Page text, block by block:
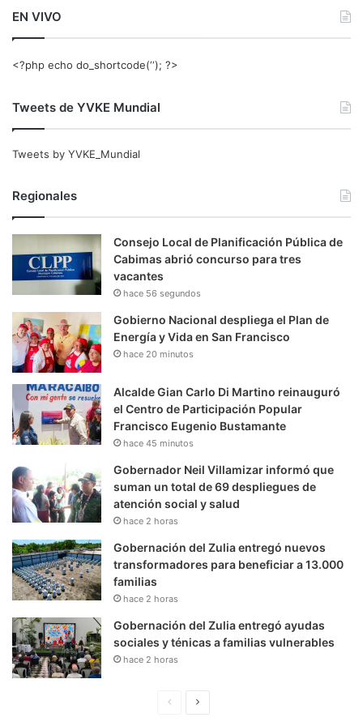
EN VIVO
<?php echo do_shortcode(‘‘); ?>
Tweets de YVKE Mundial
Tweets by YVKE_Mundial
Regionales
Consejo Local de Planificación Pública de
Cabimas abrió concurso para tres
vacantes
hace 56 segundos
Gobierno Nacional despliega el Plan de
Energía y Vida en San Francisco
hace 20 minutos
Alcalde Gian Carlo Di Martino reinauguró
el Centro de Participación Popular
Francisco Eugenio Bustamante
hace 45 minutos
Gobernador Neil Villamizar informó que
suman un total de 69 despliegues de
atención social y salud
hace 2 horas
Gobernación del Zulia entregó nuevos
transformadores para beneficiar a 13.000
familias
hace 2 horas
Gobernación del Zulia entregó ayudas
sociales y ténicas a familias vulnerables
hace 2 horas